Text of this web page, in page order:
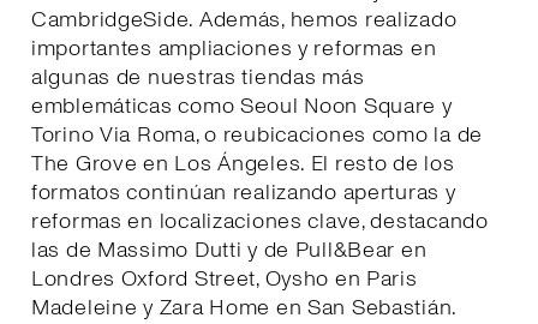
CambridgeSide. Además, hemos realizado
importantes ampliaciones y reformas en
algunas de nuestras tiendas más
emblemáticas como Seoul Noon Square y
Torino Via Roma, o reubicaciones como la de
The Grove en Los Ángeles. El resto de los
formatos continúan realizando aperturas y
reformas en localizaciones clave, destacando
las de Massimo Dutti y de Pull&Bear en
Londres Oxford Street, Oysho en Paris
Madeleine y Zara Home en San Sebastián.